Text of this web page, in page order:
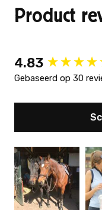
Product
4.83
Gebaseerd op 30
New content